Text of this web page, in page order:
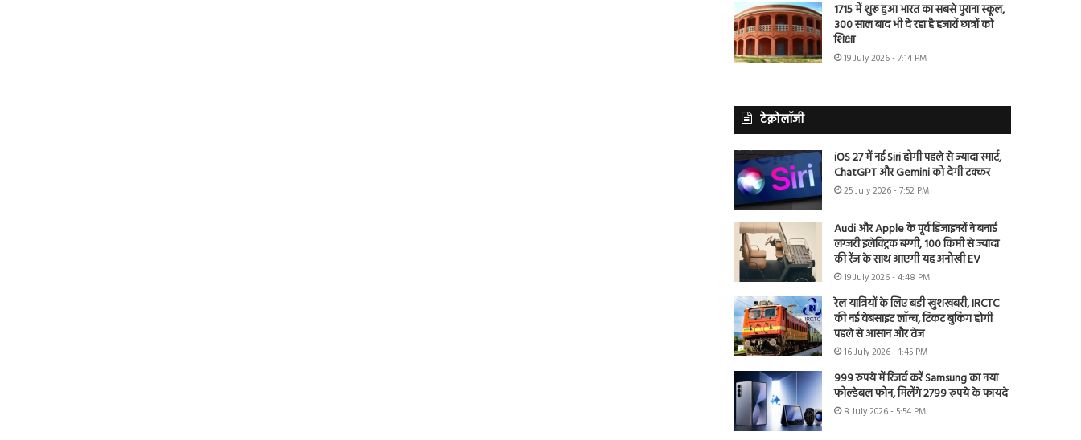
1715 में शुरू हुआ भारत का सबसे पुराना स्कूल,
300 साल बाद भी दे रहा है हजारों छात्रों को
शिक्षा
19 July 2026 - 7:14 PM
टेक्नोलॉजी
iOS 27 में नई Siri होगी पहले से ज्यादा स्मार्ट,
ChatGPT और Gemini को देगी टक्कर
25 July 2026 - 7:52 PM
Audi और Apple के पूर्व डिजाइनरों ने बनाई
लग्जरी इलेक्ट्रिक बग्गी, 100 किमी से ज्यादा
की रेंज के साथ आएगी यह अनोखी EV
19 July 2026 - 4:48 PM
रेल यात्रियों के लिए बड़ी खुशखबरी, IRCTC
की नई वेबसाइट लॉन्च, टिकट बुकिंग होगी
पहले से आसान और तेज
16 July 2026 - 1:45 PM
999 रुपये में रिजर्व करें Samsung का नया
फोल्डेबल फोन, मिलेंगे 2799 रुपये के फायदे
8 July 2026 - 5:54 PM